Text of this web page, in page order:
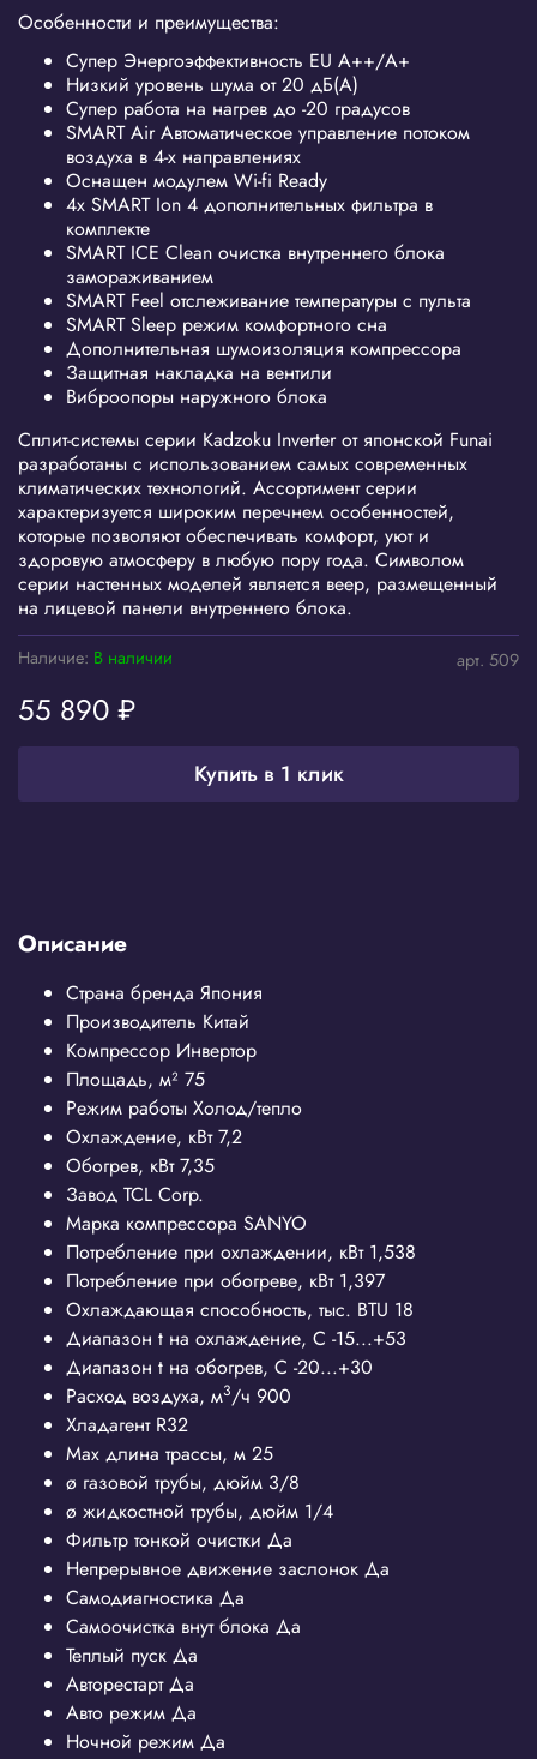
арт. 509
Наличие: В наличии
55 890 ₽
Купить в 1 клик
Особенности и преимущества:
Супер Энергоэффективность EU А++/А+
Низкий уровень шума от 20 дБ(А)
Супер работа на нагрев до -20 градусов
SMART Air Автоматическое управление потоком
воздуха в 4-х направлениях
Оснащен модулем Wi-fi Ready
4х SMART Ion 4 дополнительных фильтра в
комплекте
SMART ICE Clean очистка внутреннего блока
замораживанием
SMART Feel отслеживание температуры с пульта
SMART Sleep режим комфортного сна
Дополнительная шумоизоляция компрессора
Защитная накладка на вентили
Виброопоры наружного блока
Сплит-системы серии Kadzoku Inverter от японской Funai
разработаны с использованием самых современных
климатических технологий. Ассортимент серии
характеризуется широким перечнем особенностей,
которые позволяют обеспечивать комфорт, уют и
здоровую атмосферу в любую пору года. Символом
серии настенных моделей является веер, размещенный
на лицевой панели внутреннего блока.
Описание
Страна бренда Япония
Производитель Китай
Компрессор Инвертор
Площадь, м² 75
Режим работы Холод/тепло
Охлаждение, кВт7,2
Обогрев, кВт7,35
Завод TCL Corp.
Марка компрессора SANYO
Потребление при охлаждении, кВт 1,538
Потребление при обогреве, кВт 1,397
Охлаждающая способность, тыс. BTU 18
Диапазон t на охлаждение, С -15...+53
Диапазон t на обогрев, С -20...+30
Расход воздуха, м3/ч 900
Хладагент R32
Max длина трассы, м 25
ø газовой трубы, дюйм 3/8
ø жидкостной трубы, дюйм 1/4
Фильтр тонкой очистки Да
Непрерывное движение заслонок Да
Самодиагностика Да
Самоочистка внут блока Да
Теплый пуск Да
Авторестарт Да
Авто режим Да
Ночной режим Да